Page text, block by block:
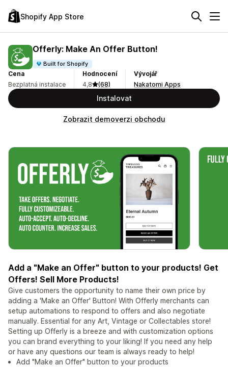
Shopify App Store
Offerly: Make An Offer Button!
Built for Shopify
Cena
Bezplatná instalace
Hodnocení
4,8
(68)
Vývojář
Nakatomi Apps
Instalovat
Zobrazit demoverzi obchodu
Add a "Make an Offer" button to your products! Get
Offers! Sell More Products!
Give customers the opportunity to name their own price by
adding a 'Make an Offer' Button! With Offerly merchants can
setup automations to respond to offers and also negotiate
manually. Essential for any Art, Vintage or Collectables store!
Setting up Offerly is a breeze and with customization options
you can brand everything to your liking! If you need any help
or have any questions our team is always ready to help!
Add "Make an Offer" button to your products